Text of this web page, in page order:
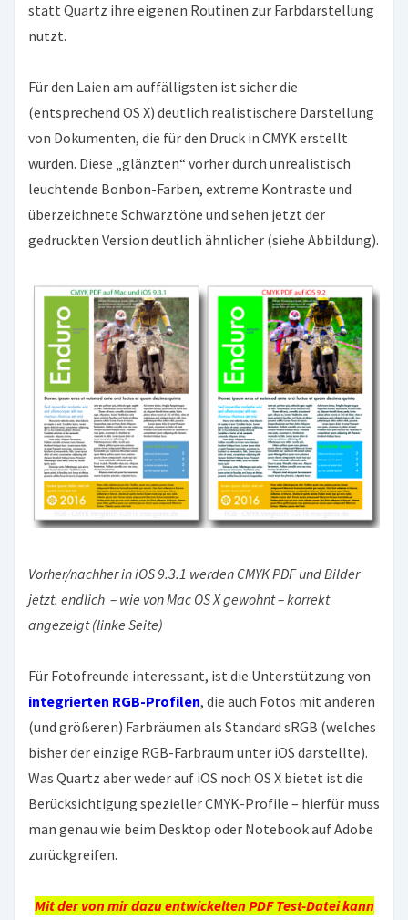
statt Quartz ihre eigenen Routinen zur Farbdarstellung
nutzt.
Für den Laien am auffälligsten ist sicher die
(entsprechend OS X) deutlich realistischere Darstellung
von Dokumenten, die für den Druck in CMYK erstellt
wurden. Diese „glänzten“ vorher durch unrealistisch
leuchtende Bonbon-Farben, extreme Kontraste und
überzeichnete Schwarztöne und sehen jetzt der
gedruckten Version deutlich ähnlicher (siehe Abbildung).
Vorher/nachher in iOS 9.3.1 werden CMYK PDF und Bilder
jetzt. endlich – wie von Mac OS X gewohnt – korrekt
angezeigt (linke Seite)
Für Fotofreunde interessant, ist die Unterstützung von
integrierten RGB-Profilen, die auch Fotos mit anderen
(und größeren) Farbräumen als Standard sRGB (welches
bisher der einzige RGB-Farbraum unter iOS darstellte).
Was Quartz aber weder auf iOS noch OS X bietet ist die
Berücksichtigung spezieller CMYK-Profile – hierfür muss
man genau wie beim Desktop oder Notebook auf Adobe
zurückgreifen.
Mit der von mir dazu entwickelten PDF Test-Datei kann